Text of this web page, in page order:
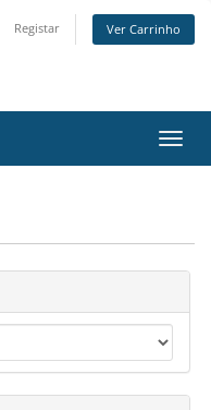
Registar Ver Carrinho